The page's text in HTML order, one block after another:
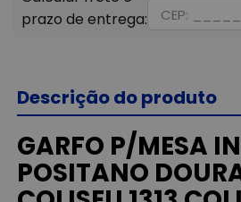
Descrição do produto
GARFO P/MESA
POSITANO